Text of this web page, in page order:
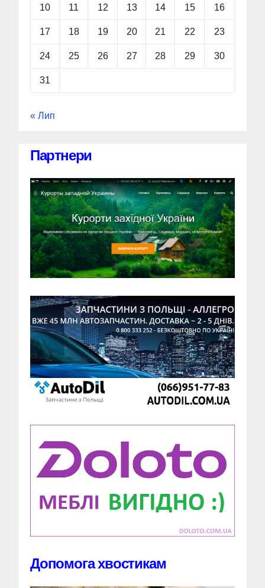
10 11 12 13 14 15 16
17 18 19 20 21 22 23
24 25 26 27 28 29 30
31
« Лип
Партнери
Допомога хвостикам